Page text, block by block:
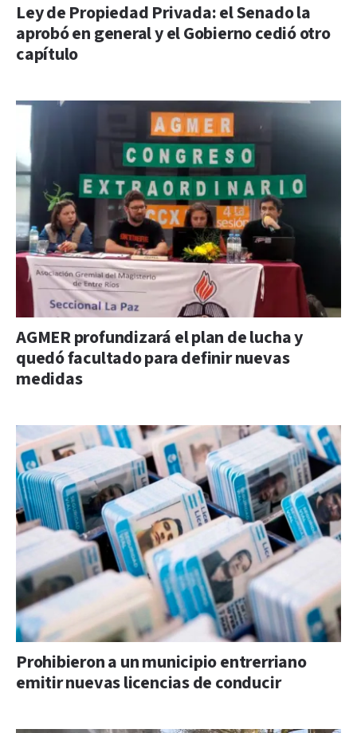
Ley de Propiedad Privada: el Senado la
aprobó en general y el Gobierno cedió otro
capítulo
AGMER profundizará el plan de lucha y
quedó facultado para definir nuevas
medidas
Prohibieron a un municipio entrerriano
emitir nuevas licencias de conducir